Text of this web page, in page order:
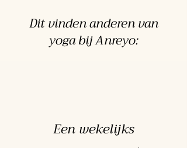
Dit vinden anderen van
yoga bij Anreyo:
Een wekelijks